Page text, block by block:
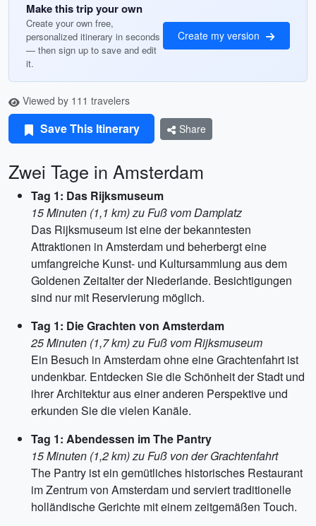
Make this trip your own
Create your own free,
personalized itinerary in seconds
— then sign up to save and edit
it.
Create my version
Viewed by 111 travelers
Save This Itinerary Share
Zwei Tage in Amsterdam
Tag 1: Das Rijksmuseum
15 Minuten (1,1 km) zu Fuß vom Damplatz
Das Rijksmuseum ist eine der bekanntesten
Attraktionen in Amsterdam und beherbergt eine
umfangreiche Kunst- und Kultursammlung aus dem
Goldenen Zeitalter der Niederlande. Besichtigungen
sind nur mit Reservierung möglich.
Tag 1: Die Grachten von Amsterdam
25 Minuten (1,7 km) zu Fuß vom Rijksmuseum
Ein Besuch in Amsterdam ohne eine Grachtenfahrt ist
undenkbar. Entdecken Sie die Schönheit der Stadt und
ihrer Architektur aus einer anderen Perspektive und
erkunden Sie die vielen Kanäle.
Tag 1: Abendessen im The Pantry
15 Minuten (1,2 km) zu Fuß von der Grachtenfahrt
The Pantry ist ein gemütliches historisches Restaurant
im Zentrum von Amsterdam und serviert traditionelle
holländische Gerichte mit einem zeitgemäßen Touch.